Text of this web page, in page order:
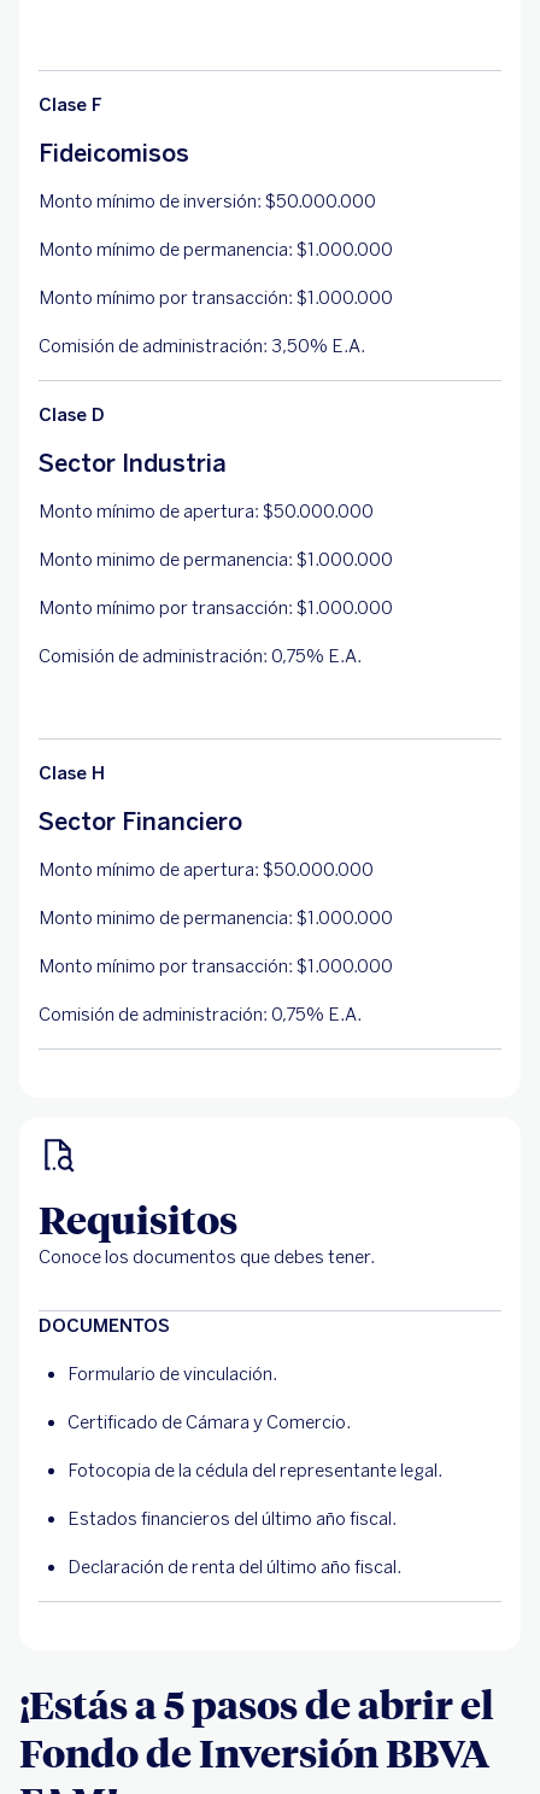
Clase F
Fideicomisos
Monto mínimo de inversión: $50.000.000
Monto mínimo de permanencia: $1.000.000
Monto mínimo por transacción: $1.000.000
Comisión de administración: 3,50% E.A.
Clase D
Sector Industria
Monto mínimo de apertura: $50.000.000
Monto minimo de permanencia: $1.000.000
Monto mínimo por transacción: $1.000.000
Comisión de administración: 0,75% E.A.
Clase H
Sector Financiero
Monto mínimo de apertura: $50.000.000
Monto minimo de permanencia: $1.000.000
Monto mínimo por transacción: $1.000.000
Comisión de administración: 0,75% E.A.
Requisitos
Conoce los documentos que debes tener.
DOCUMENTOS
Formulario de vinculación.
Certificado de Cámara y Comercio.
Fotocopia de la cédula del representante legal.
Estados financieros del último año fiscal.
Declaración de renta del último año fiscal.
¡Estás a 5 pasos de abrir el
Fondo de Inversión BBVA